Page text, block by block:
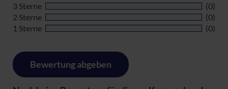
3 Sterne
(0)
2 Sterne
(0)
1 Sterne
(0)
Bewertung abgeben